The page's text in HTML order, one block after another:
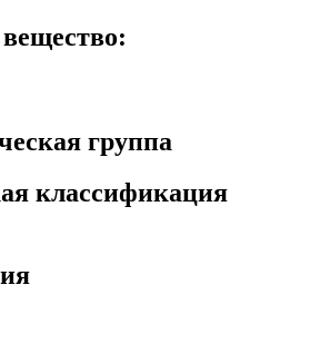
группа
классификация